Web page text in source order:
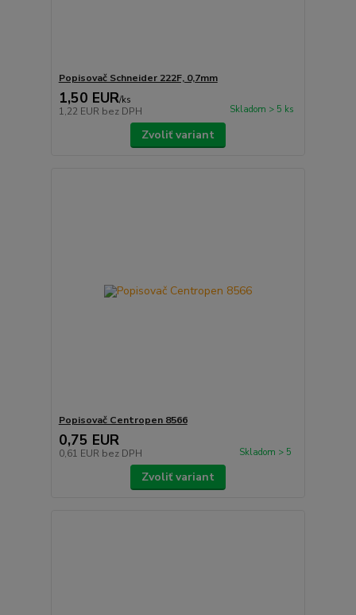
Popisovač Schneider 222F, 0,7mm
1,50 EUR/ks
1,22 EUR bez DPH Skladom > 5 ks
Zvoliť variant
Popisovač Centropen 8566
0,75 EUR
0,61 EUR bez DPH Skladom > 5
Zvoliť variant